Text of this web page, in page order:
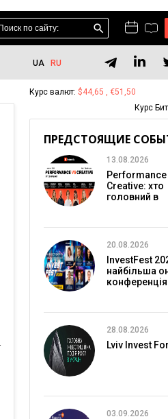
UA RU
Курс валют: $44,65 , €51,50
Курс
ПРЕДСТОЯЩИЕ
13.08.2026
Performance
Creative: хто
головний в
20.08.2026
InvestFest
найбільша
28.08.2026
Lviv Invest
03.09.2026